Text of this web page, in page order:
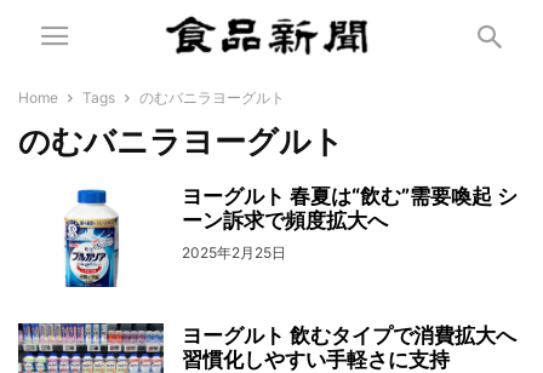
Home Tags のむバニラヨーグルト
のむバニラヨーグルト
ヨーグルト 春夏は“飲む”需要喚起 シ
ーン訴求で頻度拡大へ
2025年2月25日
ヨーグルト 飲むタイプで消費拡大へ
習慣化しやすい手軽さに支持